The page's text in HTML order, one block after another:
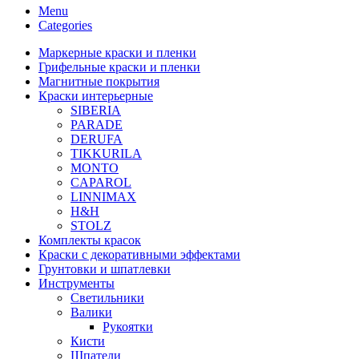
Menu
Categories
Маркерные краски и пленки
Грифельные краски и пленки
Магнитные покрытия
Краски интерьерные
SIBERIA
PARADE
DERUFA
TIKKURILA
MONTO
CAPAROL
LINNIMAX
H&H
STOLZ
Комплекты красок
Краски с декоративными эффектами
Грунтовки и шпатлевки
Инструменты
Светильники
Валики
Рукоятки
Кисти
Шпатели